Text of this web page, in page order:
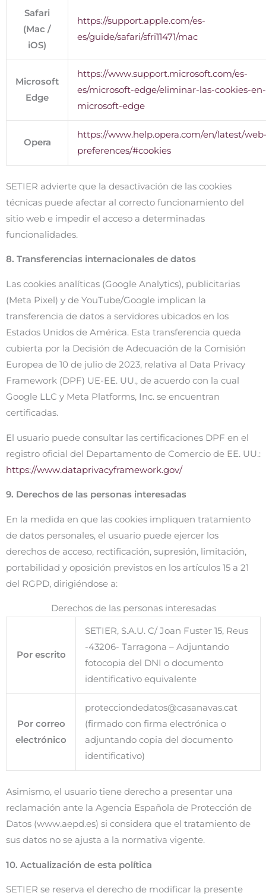
Safari
(Mac /
iOS)
https://support.apple.com/es-
es/guide/safari/sfri11471/mac
Microsoft
Edge
https://www.support.microsoft.com/es-
es/microsoft-edge/eliminar-las-cookies-en-
microsoft-edge
Opera
https://www.help.opera.com/en/latest/
preferences/#cookies
SETIER advierte que la desactivación de las cookies
técnicas puede afectar al correcto funcionamiento del
sitio web e impedir el acceso a determinadas
funcionalidades.
8. Transferencias internacionales de datos
Las cookies analíticas (Google Analytics), publicitarias
(Meta Pixel) y de YouTube/Google implican la
transferencia de datos a servidores ubicados en los
Estados Unidos de América. Esta transferencia queda
cubierta por la Decisión de Adecuación de la Comisión
Europea de 10 de julio de 2023, relativa al Data Privacy
Framework (DPF) UE-EE. UU., de acuerdo con la cual
Google LLC y Meta Platforms, Inc. se encuentran
certificadas.
El usuario puede consultar las certificaciones DPF en el
registro oficial del Departamento de Comercio de EE. UU.:
https://www.dataprivacyframework.gov/
9. Derechos de las personas interesadas
En la medida en que las cookies impliquen tratamiento
de datos personales, el usuario puede ejercer los
derechos de acceso, rectificación, supresión, limitación,
portabilidad y oposición previstos en los artículos 15 a 21
del RGPD, dirigiéndose a:
Derechos de las personas interesadas
Por escrito
SETIER, S.A.U. C/ Joan Fuster 15, Reus
-43206- Tarragona – Adjuntando
fotocopia del DNI o documento
identificativo equivalente
Por correo
electrónico
protecciondedatos@casanavas.cat
(firmado con firma electrónica o
adjuntando copia del documento
identificativo)
Asimismo, el usuario tiene derecho a presentar una
reclamación ante la Agencia Española de Protección de
Datos (www.aepd.es) si considera que el tratamiento de
sus datos no se ajusta a la normativa vigente.
10. Actualización de esta política
SETIER se reserva el derecho de modificar la presente